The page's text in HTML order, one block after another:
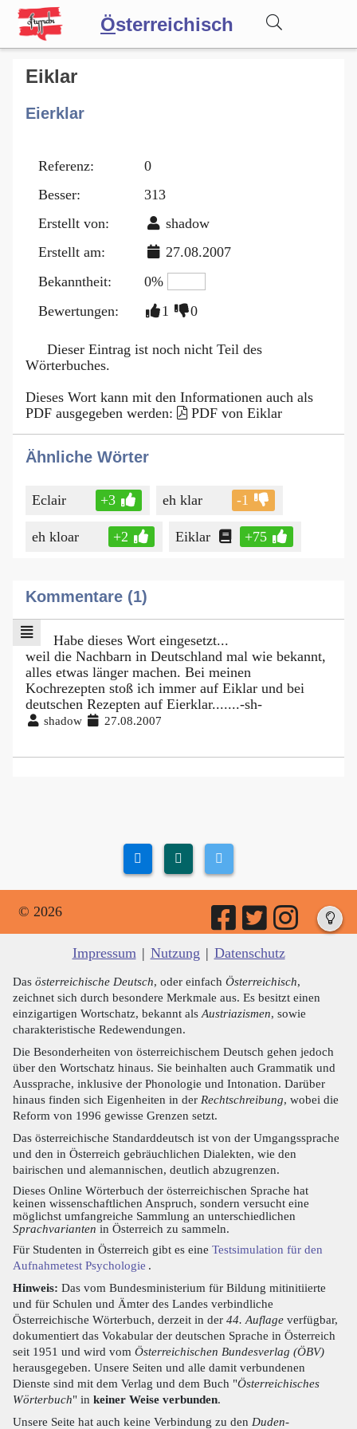
Österreichisch
Wörterbuch
Forum
Blog
Eiklar
Eierklar
Referenz:
0
Besser:
313
Erstellt von:
shadow
Erstellt am:
27.08.2007
Bekanntheit:
0%
Bewertungen:
1 0
Dieser Eintrag ist noch nicht Teil des
Wörterbuches.
Dieses Wort kann mit den Informationen auch als
PDF ausgegeben werden:
PDF von Eiklar
Ähnliche Wörter
Eclair +3 eh klar -1
eh kloar +2 Eiklar +75
Kommentare (1)
Habe dieses Wort eingesetzt...
weil die Nachbarn in Deutschland mal wie bekannt,
alles etwas länger machen. Bei meinen
Kochrezepten stoß ich immer auf Eiklar und bei
deutschen Rezepten auf Eierklar.......-sh-
shadow 27.08.2007
© 2026
Impressum | Nutzung | Datenschutz
Das österreichische Deutsch, oder einfach Österreichisch,
zeichnet sich durch besondere Merkmale aus. Es besitzt einen
einzigartigen Wortschatz, bekannt als Austriazismen, sowie
charakteristische Redewendungen.
Die Besonderheiten von österreichischem Deutsch gehen jedoch
über den Wortschatz hinaus. Sie beinhalten auch Grammatik und
Aussprache, inklusive der Phonologie und Intonation. Darüber
hinaus finden sich Eigenheiten in der Rechtschreibung, wobei die
Reform von 1996 gewisse Grenzen setzt.
Das österreichische Standarddeutsch ist von der Umgangssprache
und den in Österreich gebräuchlichen Dialekten, wie den
bairischen und alemannischen, deutlich abzugrenzen.
Dieses Online Wörterbuch der österreichischen Sprache hat
keinen wissenschaftlichen Anspruch, sondern versucht eine
möglichst umfangreiche Sammlung an unterschiedlichen
Sprachvarianten in Österreich zu sammeln.
Für Studenten in Österreich gibt es eine Testsimulation für den
Aufnahmetest Psychologie .
Hinweis: Das vom Bundesministerium für Bildung mitinitiierte
und für Schulen und Ämter des Landes verbindliche
Österreichische Wörterbuch, derzeit in der 44. Auflage verfügbar,
dokumentiert das Vokabular der deutschen Sprache in Österreich
seit 1951 und wird vom Österreichischen Bundesverlag (ÖBV)
herausgegeben. Unsere Seiten und alle damit verbundenen
Dienste sind mit dem Verlag und dem Buch "Österreichisches
Wörterbuch" in keiner Weise verbunden.
Unsere Seite hat auch keine Verbindung zu den Duden-